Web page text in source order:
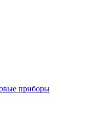
приборы